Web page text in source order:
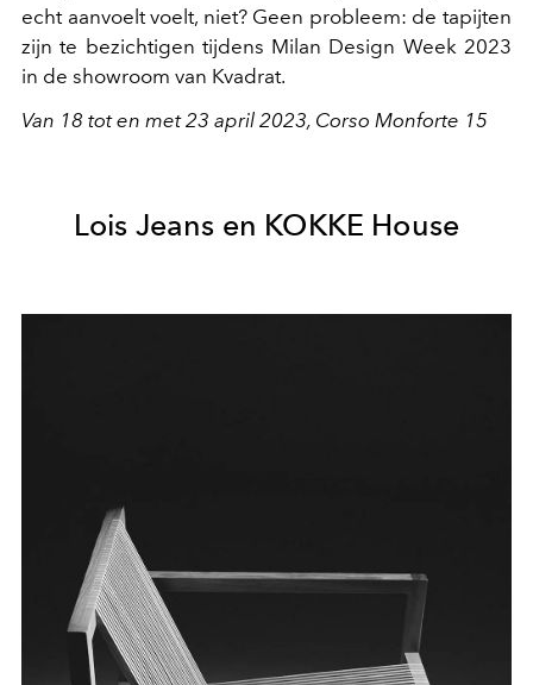
echt aanvoelt voelt, niet? Geen probleem: de tapijten
zijn te bezichtigen tijdens Milan Design Week 2023
in de showroom van Kvadrat.
Van 18 tot en met 23 april 2023, Corso Monforte 15
Lois Jeans en KOKKE House